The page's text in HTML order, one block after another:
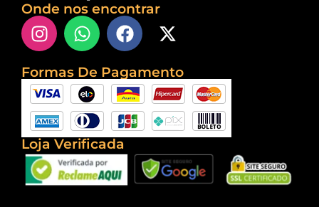
Onde nos encontrar
Formas De Pagamento
Loja Verificada